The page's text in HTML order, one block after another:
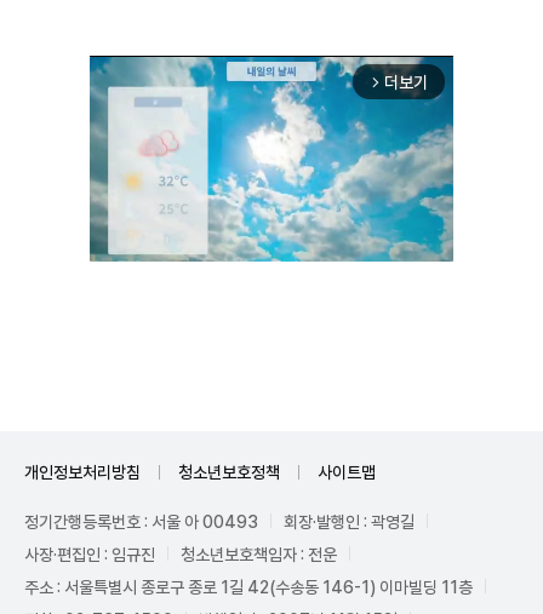
arrow_forward_ios 더보기
개인정보처리방침 청소년보호정책 사이트맵
정기간행등록번호 : 서울 아 00493
회장·발행인 : 곽영길
사장·편집인 : 임규진
청소년보호책임자 : 전운
주소 : 서울특별시 종로구 종로 1길 42(수송동 146-1) 이마빌딩 11층